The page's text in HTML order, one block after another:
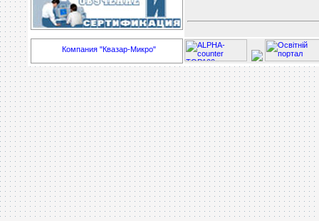
Компания "Квазар-Микро"